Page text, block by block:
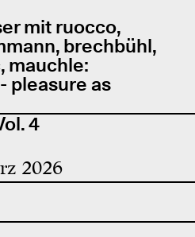
mit ruocco,
brechbühl,
mauchle:
pleasure as
4
2026